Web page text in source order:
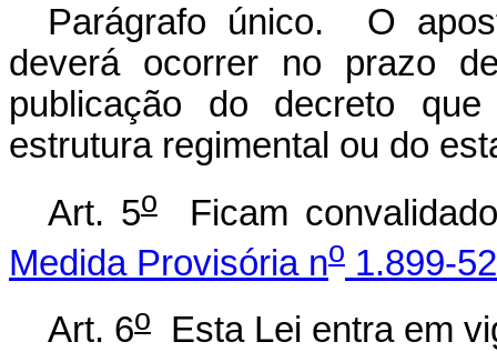
Parágrafo único. O
deverá ocorrer no prazo
publicação do decreto
estrutura regimental ou do
Art. 5oFicam
Medida Provisória no 1.899-
Art. 6o
Esta Lei entra em